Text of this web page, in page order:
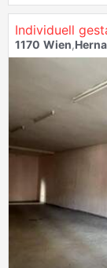
1170 Wien,